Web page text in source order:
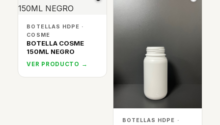
BOTELLAS HDPE ·
COSME
BOTELLA COSME
150ML NEGRO
VER PRODUCTO →
BOTELLAS HDPE ·